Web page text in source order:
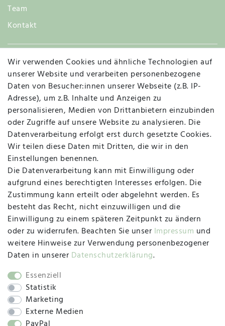
Team
Kontakt
Widerruf
Vertrag widerrufen Kontakt
MAPALI VOR ORT
Herzogstraße 10
47533 Kleve
Montag, Dienstag, Donnerstag, Freitag
09:00 Uhr bis 13:00 Uhr
Mittwoch
09:00 Uhr bis 12:00 Uhr
SOCIAL
Wir verwenden Cookies und ähnliche Technologien auf
unserer Website und verarbeiten personenbezogene
Daten von Besucher:innen unserer Webseite (z.B. IP-
Adresse), um z.B. Inhalte und Anzeigen zu
personalisieren, Medien von Drittanbietern einzubinden
oder Zugriffe auf unsere Website zu analysieren. Die
Datenverarbeitung erfolgt erst durch gesetzte Cookies.
Wir teilen diese Daten mit Dritten, die wir in den
Einstellungen benennen.
Die Datenverarbeitung kann mit Einwilligung oder
aufgrund eines berechtigten Interesses erfolgen. Die
Zustimmung kann erteilt oder abgelehnt werden. Es
besteht das Recht, nicht einzuwilligen und die
Einwilligung zu einem späteren Zeitpunkt zu ändern
oder zu widerrufen. Beachten Sie unser Impressum und
weitere Hinweise zur Verwendung personenbezogener
Daten in unserer Daten­schutz­erklärung.
Essenziell
Statistik
Marketing
Externe Medien